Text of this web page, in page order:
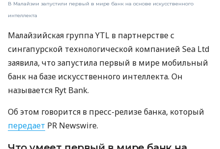
В Малайзии запустили первый в мире банк на основе искусственного
интеллекта
Малайзийская группа YTL в партнерстве с
сингапурской технологической компанией Sea Ltd
заявила, что запустила первый в мире мобильный
банк на базе искусственного интеллекта. Он
называется Ryt Bank.
Об этом говорится в пресс-релизе банка, который
передает PR Newswire.